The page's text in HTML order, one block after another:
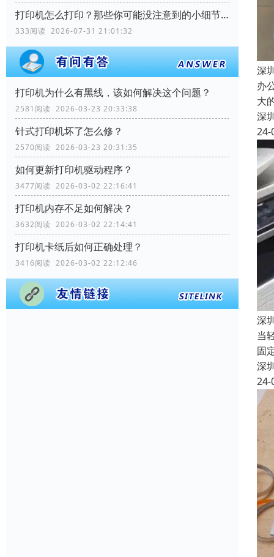
打印机怎么打印？那些你可能没注意到的小细节！
333阅读 2026-07-31 21:01:32
打印机为什么有黑线，该如何解决这个问题？
2581阅读 2026-03-23 20:33:38
针式打印机坏了怎么修？
2570阅读 2026-03-23 20:31:35
如何更新打印机驱动程序？
3477阅读 2026-03-02 22:16:41
打印机内存不足如何解决？
3632阅读 2026-03-02 22:14:41
打印机卡纸后如何正确处理？
3416阅读 2026-03-02 22:12:46
深
办
大
深
24-
深
当
固
深
24-